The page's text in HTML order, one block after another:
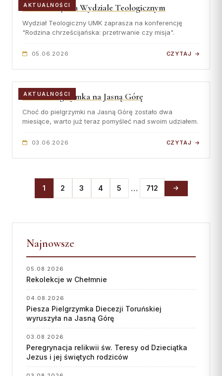
AKTUALNOŚCI
Konferencja na Wydziale Teologicznym
Wydział Teologiczny UMK zaprasza na konferencję
"Rodzina chrześcijańska: przetrwanie czy misja".
05.06.2026 CZYTAJ
AKTUALNOŚCI
Piesza Pielgrzymka na Jasną Górę
Choć do pielgrzymki na Jasną Górę zostało dwa
miesiące, warto już teraz pomyśleć nad swoim udziałem.
03.06.2026 CZYTAJ
1 2 3 4 5 … 712
Najnowsze
05.08.2026
Rekolekcje w Chełmnie
04.08.2026
Piesza Pielgrzymka Diecezji Toruńskiej
wyruszyła na Jasną Górę
03.08.2026
Peregrynacja relikwii św. Teresy od Dzieciątka
Jezus i jej świętych rodziców